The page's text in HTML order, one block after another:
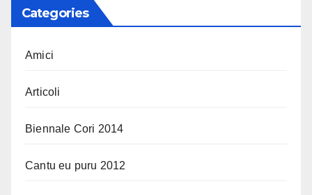
Categories
Amici
Articoli
Biennale Cori 2014
Cantu eu puru 2012